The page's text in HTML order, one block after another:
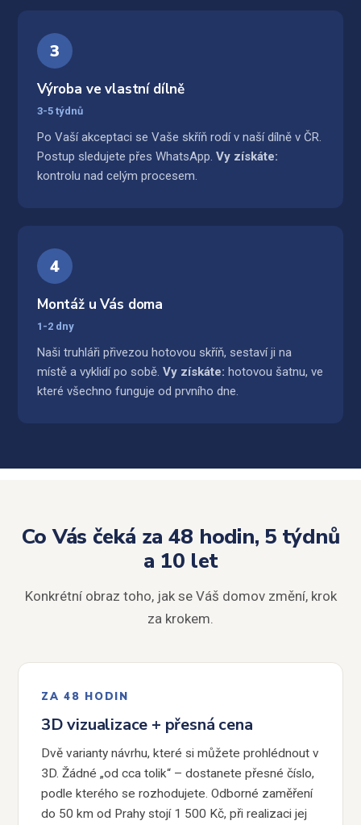
3
Výroba ve vlastní dílně
3-5 týdnů
Po Vaší akceptaci se Vaše skříň rodí v naší dílně v ČR.
Postup sledujete přes WhatsApp. Vy získáte:
kontrolu nad celým procesem.
4
Montáž u Vás doma
1-2 dny
Naši truhláři přivezou hotovou skříň, sestaví ji na
místě a vyklidí po sobě. Vy získáte: hotovou šatnu, ve
které všechno funguje od prvního dne.
Co Vás čeká za 48 hodin, 5 týdnů
a 10 let
Konkrétní obraz toho, jak se Váš domov změní, krok
za krokem.
ZA 48 HODIN
3D vizualizace + přesná cena
Dvě varianty návrhu, které si můžete prohlédnout v
3D. Žádné „od cca tolik“ – dostanete přesné číslo,
podle kterého se rozhodujete. Odborné zaměření
do 50 km od Prahy stojí 1 500 Kč, při realizaci jej